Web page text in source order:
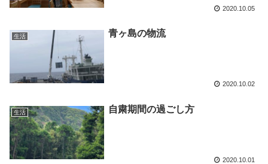
2020.10.05
生活 青ヶ島の物流
2020.10.02
生活 自粛期間の過ごし方
2020.10.01